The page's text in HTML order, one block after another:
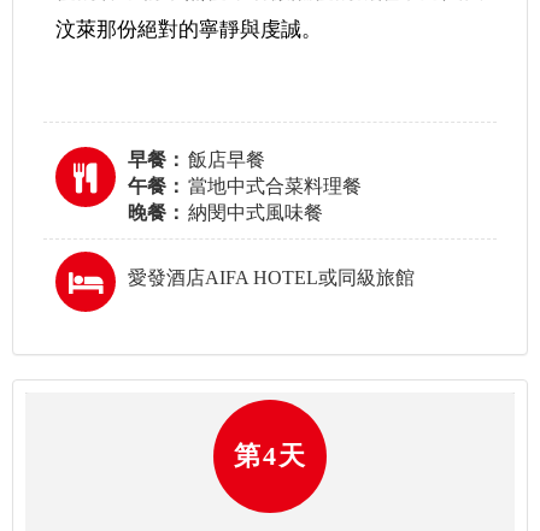
汶萊那份絕對的寧靜與虔誠。
早餐： 飯店早餐
午餐： 當地中式合菜料理餐
晚餐： 納閔中式風味餐
愛發酒店AIFA HOTEL或同級旅館
第4天